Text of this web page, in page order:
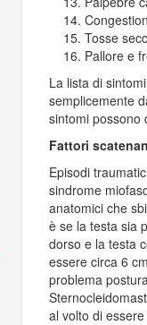
Tosse
Pallore e
La lista di
semplicemente
sintomi possono
Fattori
Episodi
sindrome
anatomici che
è se la testa sia
dorso e la testa
essere circa 6
problema
al volto di